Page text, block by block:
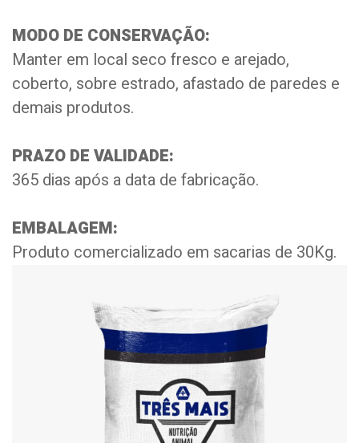
MODO DE CONSERVAÇÃO:
Manter em local seco fresco e arejado,
coberto, sobre estrado, afastado de paredes e
demais produtos.
PRAZO DE VALIDADE:
365 dias após a data de fabricação.
EMBALAGEM:
Produto comercializado em sacarias de 30Kg.